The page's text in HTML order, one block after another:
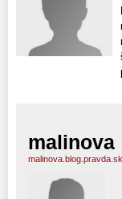
malinova
malinova.blog.pravda.sk